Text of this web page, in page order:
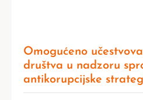
Omogućeno
društva u nadzoru
antikorupcijske